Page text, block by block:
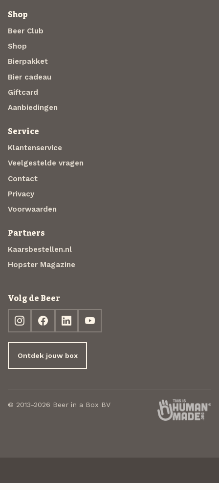
Shop
Beer Club
Shop
Bierpakket
Bier cadeau
Giftcard
Aanbiedingen
Service
Klantenservice
Veelgestelde vragen
Contact
Privacy
Voorwaarden
Partners
Kaarsbestellen.nl
Hopster Magazine
Volg de Beer
Ontdek jouw box
© 2013-2026 Beer in a Box BV